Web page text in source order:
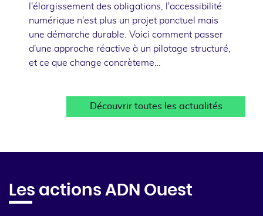
l'élargissement des obligations, l'accessibilité
numérique n'est plus un projet ponctuel mais
une démarche durable. Voici comment passer
d'une approche réactive à un pilotage structuré,
et ce que change concrèteme…
Découvrir toutes les actualités
Les actions ADN Ouest